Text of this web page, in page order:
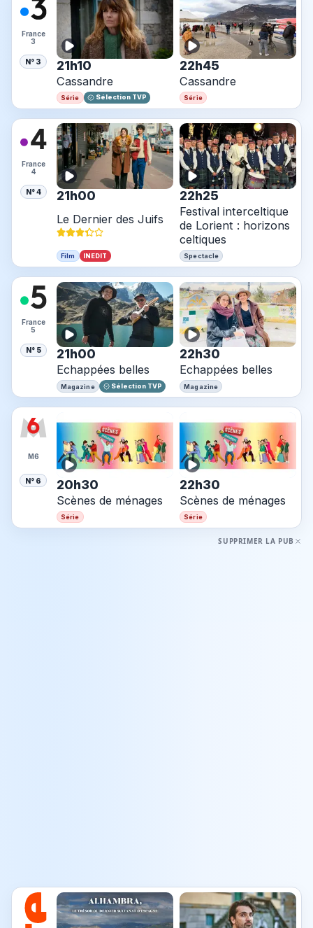
France
3
N° 3 21h10
Cassandre
Série Sélection TVP
22h45
Cassandre
Série
France
4
N° 4 21h00
Le Dernier des Juifs
Film INEDIT
22h25
Festival interceltique
de Lorient : horizons
celtiques
Spectacle
France
5
N° 5 21h00
Echappées belles
Magazine Sélection TVP
22h30
Echappées belles
Magazine
M6
N° 6 20h30
Scènes de ménages
Série
22h30
Scènes de ménages
Série
SUPPRIMER LA PUB